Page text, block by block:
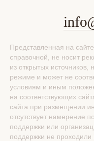
Представленная на
справочной, не носит
из открытых источников,
режиме и может не
условиям и иным
на соответствующих
сайта при размещении
отсутствует намерение
поддержки или
поддержки не